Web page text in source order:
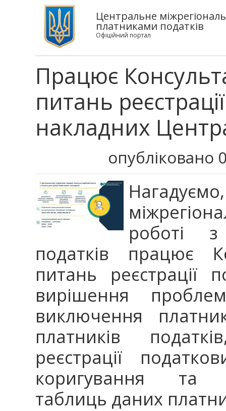
Центральне
платниками податків
Офіційний портал
Працює
питань
накладних
опубліковано
роботі
податків працює
питань реєстрації
вирішення
виключення
платників
реєстрації
коригування та
таблиць даних